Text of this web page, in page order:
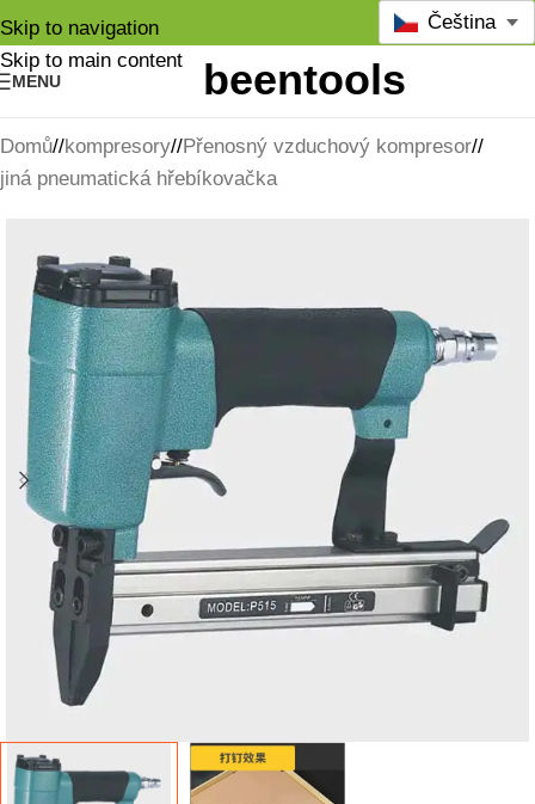
Skip to navigation
Skip to main content
MENU
Čeština
Domů/ kompresory/ Přenosný vzduchový kompresor/
jiná pneumatická hřebíkovačka